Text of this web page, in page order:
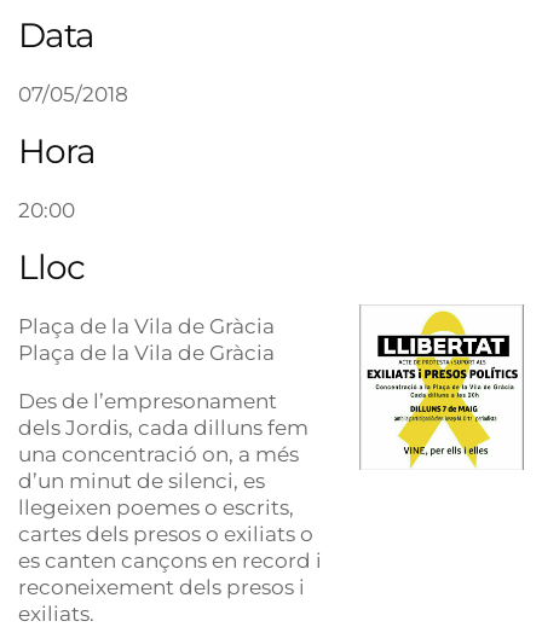
Data
07/05/2018
Hora
20:00
Lloc
Plaça de la Vila de Gràcia
Plaça de la Vila de Gràcia
Des de l’empresonament
dels Jordis, cada dilluns fem
una concentració on, a més
d’un minut de silenci, es
llegeixen poemes o escrits,
cartes dels presos o exiliats o
es canten cançons en record i
reconeixement dels presos i
exiliats.